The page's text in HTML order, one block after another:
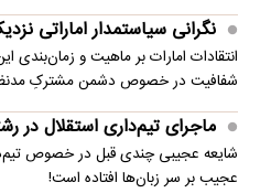
نگرانی سیاستمدار اماراتی
انتقادات امارات بر ماهیت و زمان‌بندی
شفافیت در خصوص دشمن مشترکِ مدنظرِ
ماجرای تیم‌داری استقلال در
شایعه عجیبی چندی قبل در خصوص
عجیب بر سر زبان‌ها افتاده است!